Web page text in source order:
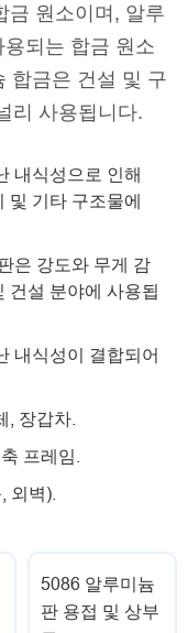
금 원소이며, 알루
되는 합금 원소
합금은 건설 및 구
리 사용됩니다.
내식성으로 인해
및 기타 구조물에
은 강도와 무게 감
건설 분야에 사용됩
내식성이 결합되어
, 장갑차.
프레임.
외벽).
5086 알루미늄
판 용접 및 상부